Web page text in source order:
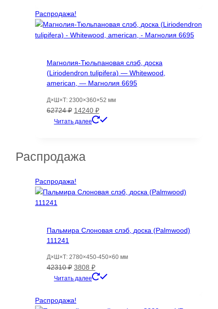
Распродажа!
Магнолия-Тюльпановая слэб, доска
(Liriodendron tulipifera) — Whitewood,
american, — Магнолия 6695
Д×Ш×Т: 2300×360×52 мм
62724₽ Первоначальная
цена
14240 ₽Текущая
цена:
Читать далее
Распродажа
Распродажа!
Пальмира Слоновая слэб, доска (Palmwood)
111241
Д×Ш×Т: 2780×450-450×60 мм
42310₽ Первоначальная
цена
42310 ₽.
3808 ₽Текущая
цена:
Читать далее
Распродажа!